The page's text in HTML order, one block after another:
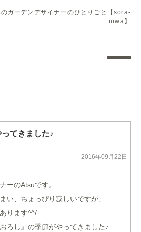
ガーデンデザイナーのひとりごと【sora-
niwa】
てきました♪
2016年09月22日
ーのAtsuです。
い、ちょっぴり寂しいですが、
ります^^/
ろし』の季節がやってきました♪